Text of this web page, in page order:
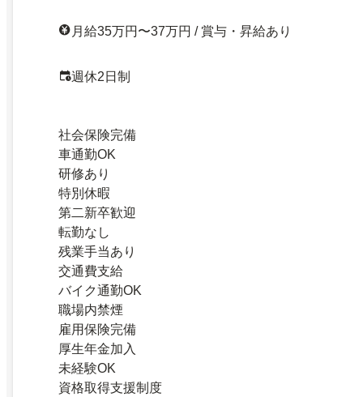
月給35万円〜37万円 / 賞与・昇給あり
週休2日制
社会保険完備
車通勤OK
研修あり
特別休暇
第二新卒歓迎
転勤なし
残業手当あり
交通費支給
バイク通勤OK
職場内禁煙
雇用保険完備
厚生年金加入
未経験OK
資格取得支援制度